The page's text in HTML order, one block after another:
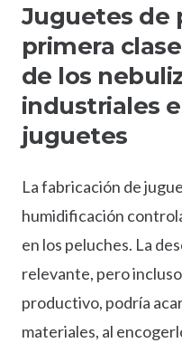
Juguetes de
primera
de los
industriales
juguetes
La fabricación de
humidificación
en los peluches. La
relevante, pero
productivo, podría
materiales, al